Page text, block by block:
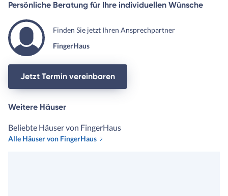
Persönliche Beratung für Ihre individuellen Wünsche
Finden Sie jetzt Ihren Ansprechpartner
FingerHaus
Jetzt Termin vereinbaren
Weitere Häuser
Beliebte Häuser von FingerHaus
Alle Häuser von FingerHaus